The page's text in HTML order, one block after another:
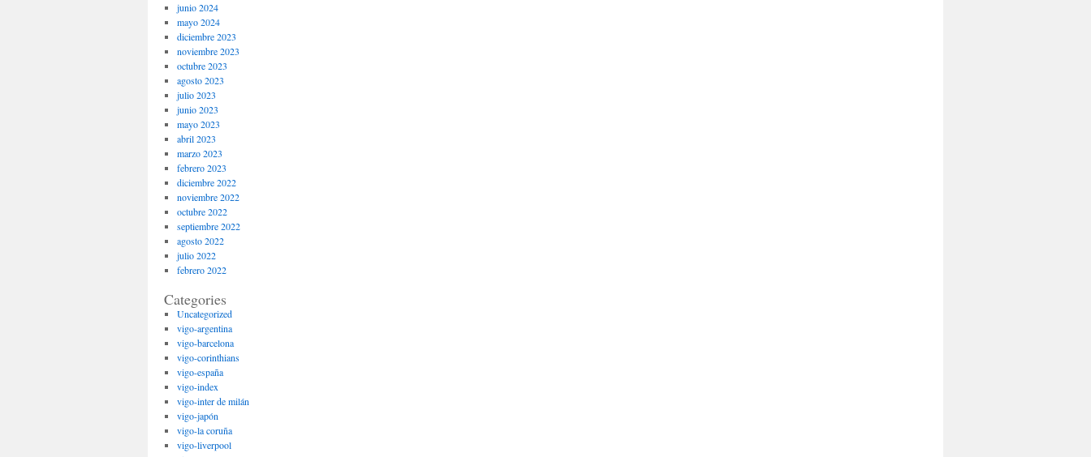
junio 2024
mayo 2024
diciembre 2023
noviembre 2023
octubre 2023
agosto 2023
julio 2023
junio 2023
mayo 2023
abril 2023
marzo 2023
febrero 2023
diciembre 2022
noviembre 2022
octubre 2022
septiembre 2022
agosto 2022
julio 2022
febrero 2022
Categories
Uncategorized
vigo-argentina
vigo-barcelona
vigo-corinthians
vigo-españa
vigo-index
vigo-inter de milán
vigo-japón
vigo-la coruña
vigo-liverpool